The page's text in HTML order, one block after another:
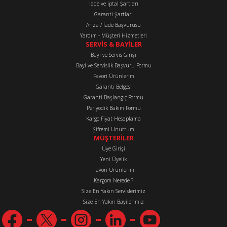
Bu ürüne benzer farklı alternatifler olmalı.
Gönder
İade ve iptal Şartları
Garanti Şartları
Arıza / İade Başvurusu
Yardım - Müşteri Hizmetleri
SERVİS & BAYİLER
Bayi ve Servis Girişi
Bayi ve Servislik Başvuru Formu
Favori Ürünlerim
Garanti Belgesi
Garanti Başlangıç Formu
Periyodik Bakım Formu
Kargo Fiyat Hesaplama
Şifremi Unuttum
MÜŞTERİLER
Üye Girişi
Yeni Üyelik
Favori Ürünlerim
Kargom Nerede ?
Size En Yakın Servislerimiz
Size En Yakın Bayilerimiz